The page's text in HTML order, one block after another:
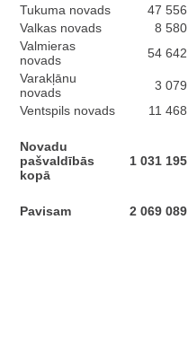
Tukuma novads
47 556
Valkas novads
8 580
Valmieras
novads
54 642
Varakļānu
novads
3 079
Ventspils novads
11 468
Novadu
pašvaldībās
kopā
1 031 195
Pavisam 2 069 089